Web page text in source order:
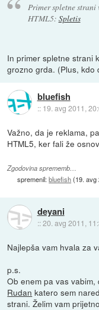
Primer spletne strani
HTML5: Spletis
In primer spletne strani
grozno grda. (Plus, kdo
bluefish
:: 19. avg 2011,
Važno, da je reklama,
HTML5, ker fali že
Zgodovina sprememb…
spremenil:bluefish(19. avg
deyani
::20. avg 2011,
Najlepša vam hvala za
p.s.
Ob enem pa vas
Rudan katero sem
strani. Želim vam